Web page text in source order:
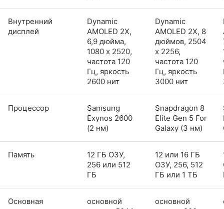
Внутренний
дисплей
Dynamic
AMOLED 2X,
6,9 дюйма,
1080 x 2520,
частота 120
Гц, яркость
2600 нит
Dynamic
AMOLED 2X, 8
дюймов, 2504
x 2256,
частота 120
Гц, яркость
3000 нит
Процессор
Samsung
Exynos 2600
(2 нм)
Snapdragon 8
Elite Gen 5 For
Galaxy (3 нм)
Память
12 ГБ ОЗУ,
256 или 512
ГБ
12 или 16 ГБ
ОЗУ, 256, 512
ГБ или 1 ТБ
Основная
основной
основной